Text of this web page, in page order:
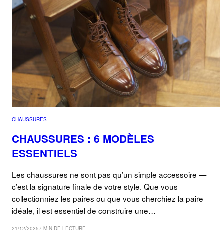
CHAUSSURES
CHAUSSURES : 6 MODÈLES
ESSENTIELS
Les chaussures ne sont pas qu’un simple accessoire —
c’est la signature finale de votre style. Que vous
collectionniez les paires ou que vous cherchiez la paire
idéale, il est essentiel de construire une…
21/12/20257 MIN DE LECTURE